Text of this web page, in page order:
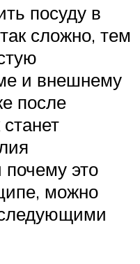
посуду в
сложно, тем
и внешнему
после
станет
это
можно
следующими